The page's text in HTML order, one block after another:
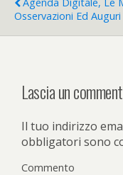
Osservazioni Ed Auguri
Lascia un
Il tuo indirizzo
obbligatori sono
Commento